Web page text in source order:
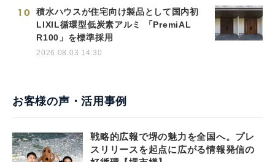
10
積水ハウスが住宅向け製品として国内初
LIXIL循環型低炭素アルミ 「PremiAL
R100」を標準採用
2026.08.03 14:30
お客様の声・活用事例
戦略的広報で堺の魅力を全国へ。プレ
スリリースを起点に広がる情報発信の